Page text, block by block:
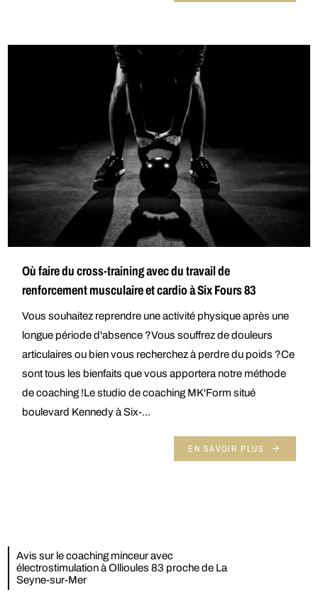
Où faire du cross-training avec du travail de
renforcement musculaire et cardio à Six Fours 83
Vous souhaitez reprendre une activité physique après une
longue période d'absence ?Vous souffrez de douleurs
articulaires ou bien vous recherchez à perdre du poids ?Ce
sont tous les bienfaits que vous apportera notre méthode
de coaching !Le studio de coaching MK'Form situé
boulevard Kennedy à Six-...
EN SAVOIR PLUS
Avis sur le coaching minceur avec
électrostimulation à Ollioules 83 proche de La
Seyne-sur-Mer